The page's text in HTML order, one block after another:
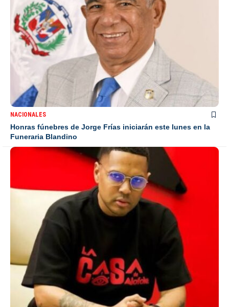
NACIONALES
Honras fúnebres de Jorge Frías iniciarán este lunes en la
Funeraria Blandino